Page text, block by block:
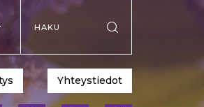
Hae sivustolta
Yhteystiedot